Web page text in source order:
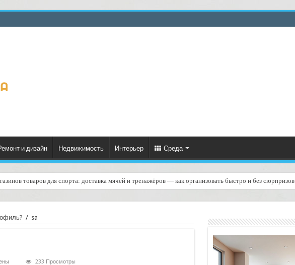
и дизайн Недвижимость Интерьер Среда
товаров для спорта: доставка мячей и тренажёров — как организовать быстро и без сюрпризов
/ sa
233 Просмотры